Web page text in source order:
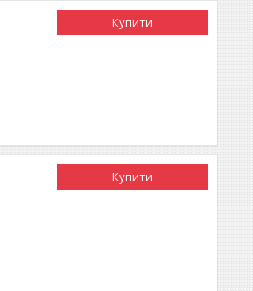
Купити
Купити